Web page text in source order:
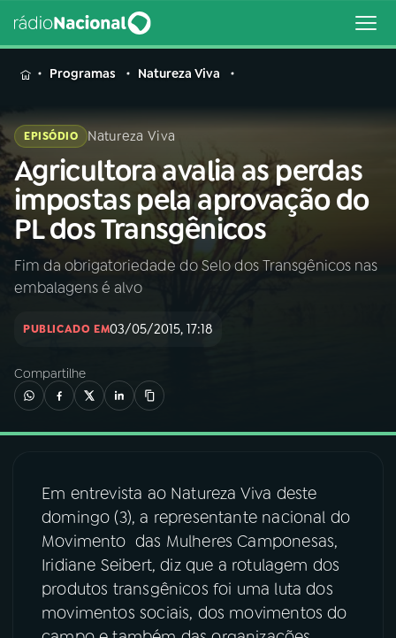
MENU
Buscar
na
Rádio
Nacional
Buscar
AO VIVO
INÍCIO
02A RÁDIO
03PROGRAMAÇÃO
04 PROGRAMAS
PODCASTS
06VIDEOCASTS
Programas Natureza Viva
EPISÓDIO Natureza Viva
Agricultora avalia as perdas
impostas pela aprovação do
PL dos Transgênicos
Fim da obrigatoriedade do Selo dos Transgênicos nas
embalagens é alvo
PUBLICADO EM03/05/2015, 17:18
Compartilhe
Em entrevista ao Natureza Viva deste
domingo (3), a representante nacional do
Movimento das Mulheres Camponesas,
Iridiane Seibert, diz que a rotulagem dos
produtos transgênicos foi uma luta dos
movimentos sociais, dos movimentos do